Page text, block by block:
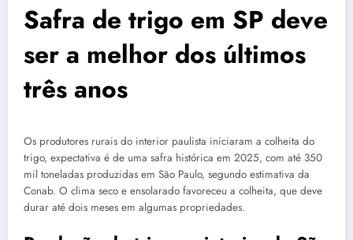
Safra de trigo em SP deve
ser a melhor dos últimos
três anos
Os produtores rurais do interior paulista iniciaram a colheita do
trigo, expectativa é de uma safra histórica em 2025, com até 350
mil toneladas produzidas em São Paulo, segundo estimativa da
Conab. O clima seco e ensolarado favoreceu a colheita, que deve
durar até dois meses em algumas propriedades.